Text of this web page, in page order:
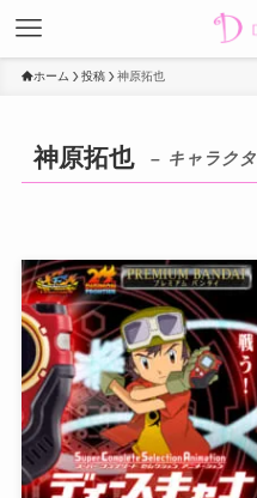
ホーム 投稿 神原拓也
神原拓也 – キャラク